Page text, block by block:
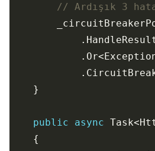
// Ardışık 3
public async